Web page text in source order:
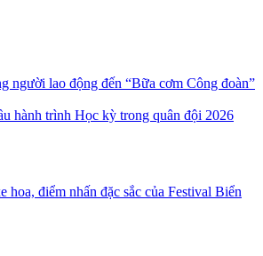
người lao động đến “Bữa cơm Công đoàn”
hành trình Học kỳ trong quân đội 2026
hoa, điểm nhấn đặc sắc của Festival Biển